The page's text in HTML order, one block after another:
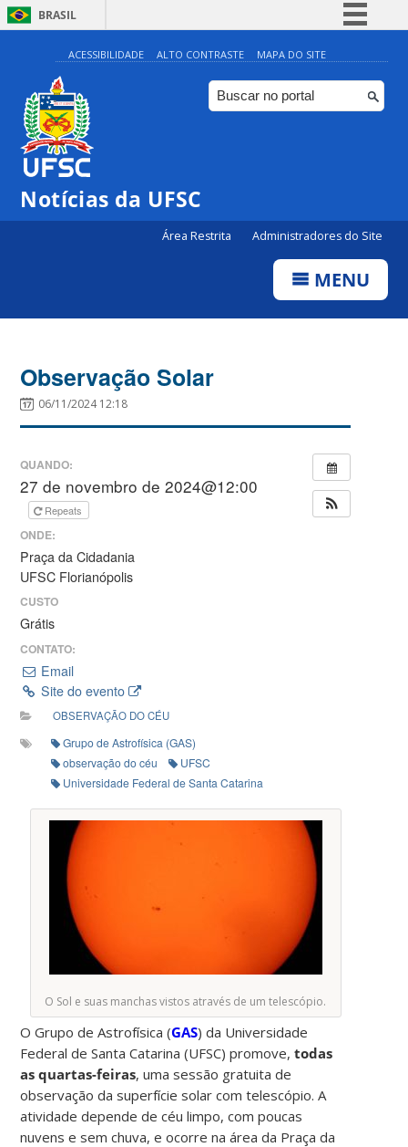
BRASIL
Simplifique!
Comunica BR
Participe
ACESSIBILIDADE ALTO CONTRASTE MAPA DO SITE
Notícias da UFSC
Área Restrita Administradores do Site
MENU
Observação Solar
06/11/2024 12:18
QUANDO:
27 de novembro de 2024@12:00
Repeats
ONDE:
Praça da Cidadania
UFSC Florianópolis
CUSTO
Grátis
CONTATO:
Email
Site do evento
OBSERVAÇÃO DO CÉU
Grupo de Astrofísica (GAS)
observação do céu
UFSC
Universidade Federal de Santa Catarina
O Sol e suas manchas vistos através de um telescópio.
O Grupo de Astrofísica (GAS) da Universidade
Federal de Santa Catarina (UFSC) promove,todas
as quartas-feiras, uma sessão gratuita de
observação da superfície solar com telescópio. A
atividade depende de céu limpo, com poucas
nuvens e sem chuva, e ocorre na área da Praça da